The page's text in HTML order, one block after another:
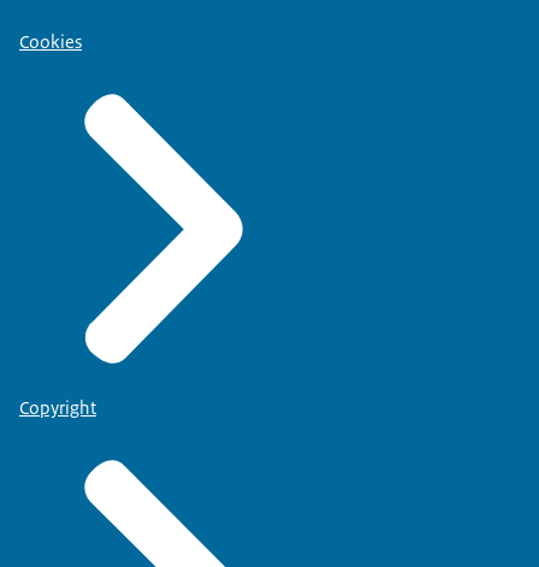
Cookies
Copyright